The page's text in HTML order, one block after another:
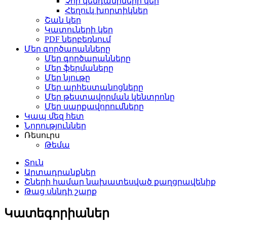
Հեղուկ խորտիկներ
Շան կեր
Կատուների կեր
PDF ներբեռնում
Մեր գործարանները
Մեր գործարանները
Մեր ֆերմաները
Մեր նյութը
Մեր արհեստանոցները
Մեր թեստավորման կենտրոնը
Մեր սարքավորումները
Կապ մեզ հետ
Նորություններ
Ռեսուրս
Թեմա
Տուն
Արտադրանքներ
Շների համար նախատեսված քաղցրավենիք
Թաց սննդի շարք
Կատեգորիաներ